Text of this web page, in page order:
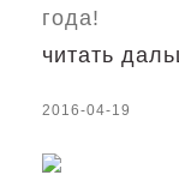
года!
читать
2016-04-19